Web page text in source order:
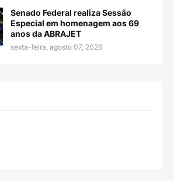
Senado Federal realiza Sessão
Especial em homenagem aos 69
anos da ABRAJET
sexta-feira, agosto 07, 2026